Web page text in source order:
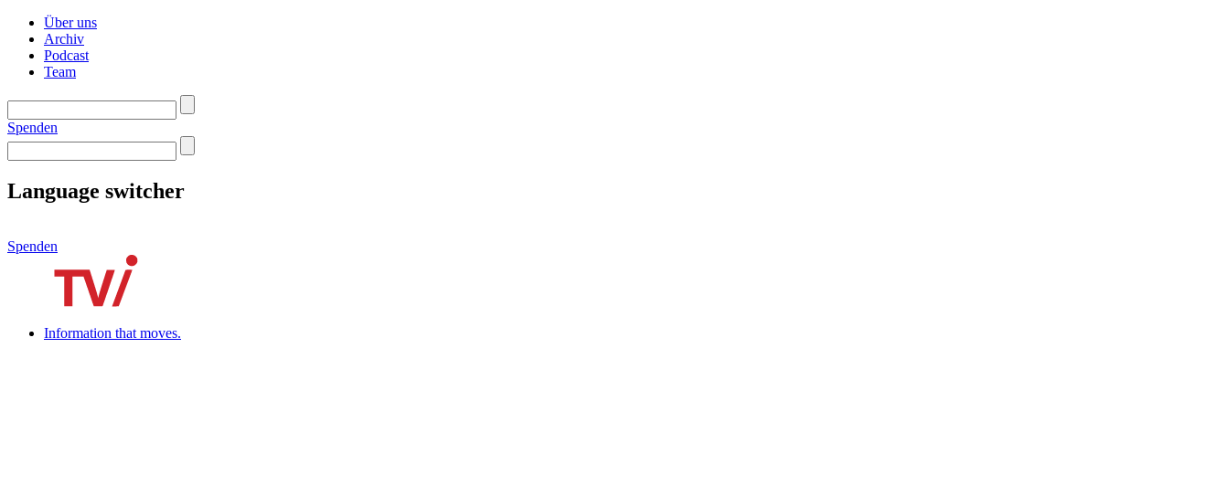
Über uns
Archiv
Podcast
Team
Spenden
Language switcher
Spenden
Information that moves.